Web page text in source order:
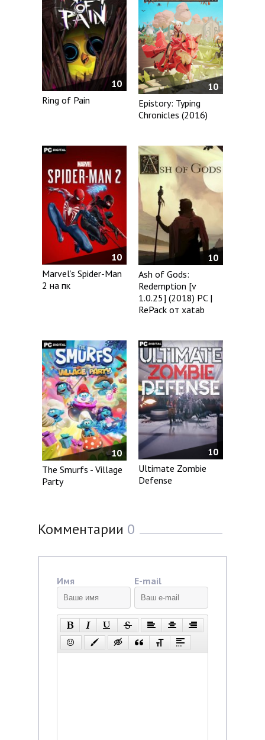
10
Ring of Pain
10
Epistory: Typing
Chronicles (2016)
10
Marvel’s Spider-Man
2 на пк
10
Ash of Gods:
Redemption [v
1.0.25] (2018) PC |
RePack от xatab
10
The Smurfs - Village
Party
10
Ultimate Zombie
Defense
Комментарии 0
Имя E-mail